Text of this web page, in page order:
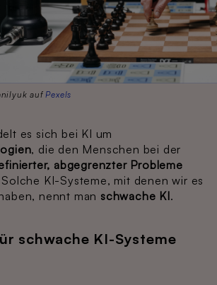
auf Pexels
es sich bei KI um
, die den Menschen bei der
abgegrenzter Probleme
KI-Systeme, mit denen wir es
nennt man schwache KI.
schwache KI-Systeme